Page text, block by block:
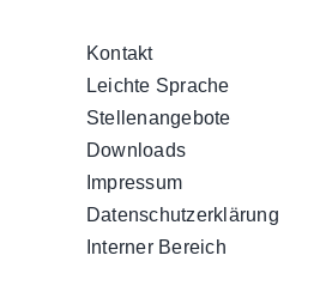
Kontakt
Leichte Sprache
Stellenangebote
Downloads
Impressum
Datenschutzerklärung
Interner Bereich